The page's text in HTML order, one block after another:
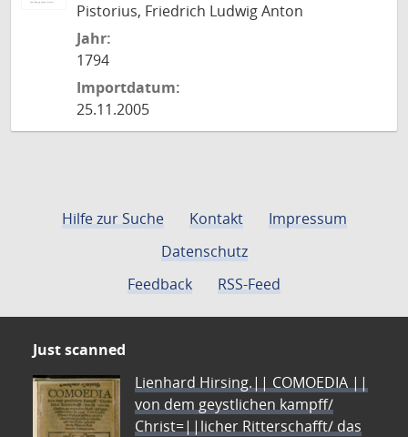
Pistorius, Friedrich Ludwig Anton
Jahr:
1794
Importdatum:
25.11.2005
Hilfe zur Suche Kontakt
Impressum
Datenschutz
Feedback
RSS-Feed
Just scanned
Lienhard Hirsing.|| COMOEDIA ||
von dem geystlichen kampff/
Christ=||licher Ritterschafft/ das